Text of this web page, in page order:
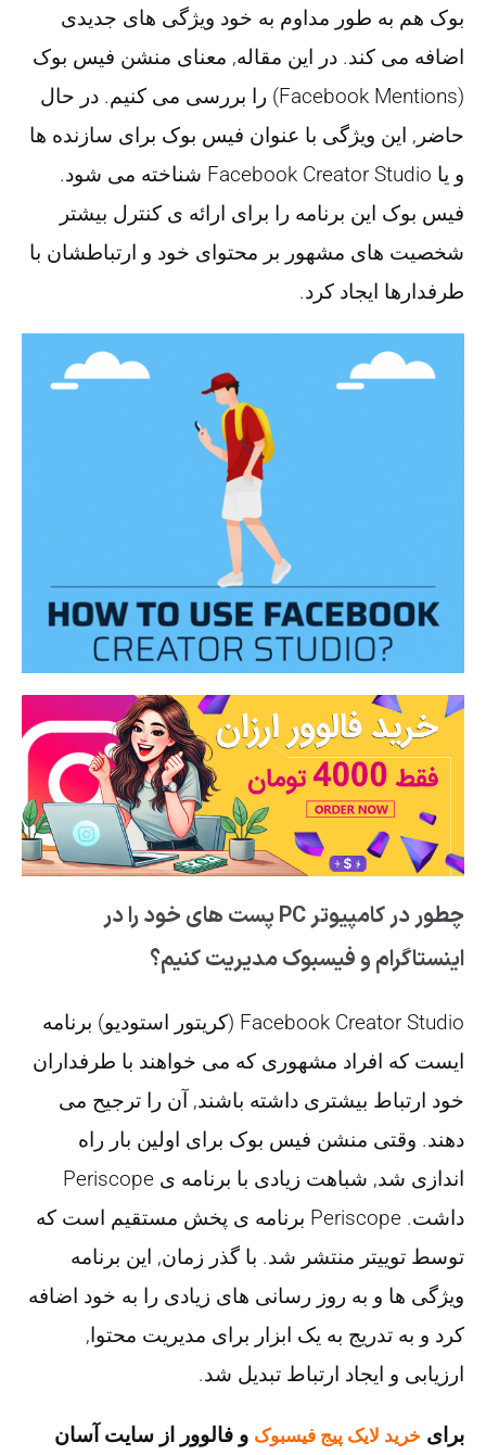
بوک هم به طور مداوم به خود ویژگی های جدیدی
اضافه می کند. در این مقاله, معنای منشن فیس بوک
(Facebook Mentions) را بررسی می کنیم. در حال
حاضر, این ویژگی با عنوان فیس بوک برای سازنده ها
و یا Facebook Creator Studio شناخته می شود.
فیس بوک این برنامه را برای ارائه ی کنترل بیشتر
شخصیت های مشهور بر محتوای خود و ارتباطشان با
طرفدارها ایجاد کرد.
چطور در کامپیوتر PC پست های خود را در
اینستاگرام و فیسبوک مدیریت کنیم؟
Facebook Creator Studio (کریتور استودیو) برنامه
ایست که افراد مشهوری که می خواهند با طرفداران
خود ارتباط بیشتری داشته باشند, آن را ترجیح می
دهند. وقتی منشن فیس بوک برای اولین بار راه
اندازی شد, شباهت زیادی با برنامه ی Periscope
داشت. Periscope برنامه ی پخش مستقیم است که
توسط توییتر منتشر شد. با گذر زمان, این برنامه
ویژگی ها و به روز رسانی های زیادی را به خود اضافه
کرد و به تدریج به یک ابزار برای مدیریت محتوا,
ارزیابی و ایجاد ارتباط تبدیل شد.
برای خرید لایک پیج فیسبوک و فالوور از سایت آسان